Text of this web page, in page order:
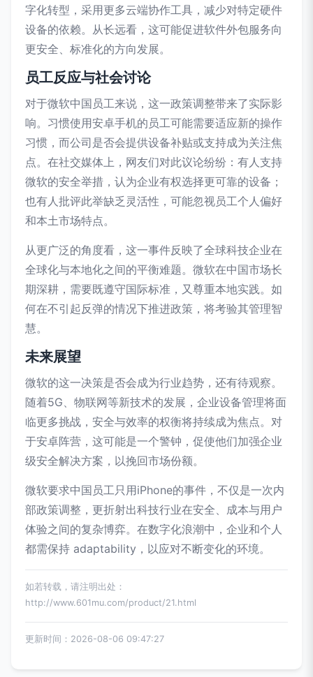
字化转型，采用更多云端协作工具，减少对特定硬件
设备的依赖。从长远看，这可能促进软件外包服务向
更安全、标准化的方向发展。
员工反应与社会讨论
对于微软中国员工来说，这一政策调整带来了实际影
响。习惯使用安卓手机的员工可能需要适应新的操作
习惯，而公司是否会提供设备补贴或支持成为关注焦
点。在社交媒体上，网友们对此议论纷纷：有人支持
微软的安全举措，认为企业有权选择更可靠的设备；
也有人批评此举缺乏灵活性，可能忽视员工个人偏好
和本土市场特点。
从更广泛的角度看，这一事件反映了全球科技企业在
全球化与本地化之间的平衡难题。微软在中国市场长
期深耕，需要既遵守国际标准，又尊重本地实践。如
何在不引起反弹的情况下推进政策，将考验其管理智
慧。
未来展望
微软的这一决策是否会成为行业趋势，还有待观察。
随着5G、物联网等新技术的发展，企业设备管理将面
临更多挑战，安全与效率的权衡将持续成为焦点。对
于安卓阵营，这可能是一个警钟，促使他们加强企业
级安全解决方案，以挽回市场份额。
微软要求中国员工只用iPhone的事件，不仅是一次内
部政策调整，更折射出科技行业在安全、成本与用户
体验之间的复杂博弈。在数字化浪潮中，企业和个人
都需保持 adaptability，以应对不断变化的环境。
如若转载，请注明出处：
http://www.601mu.com/product/21.html
更新时间：2026-08-06 09:47:27